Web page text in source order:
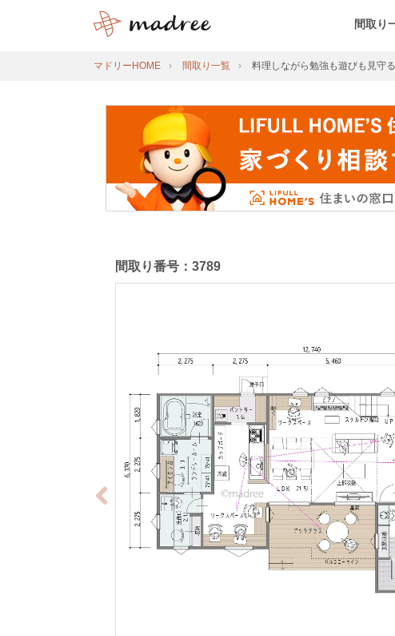
間取り
マドリーHOME 間取り一覧 料理しながら勉強も遊びも見守
間取り番号：3789